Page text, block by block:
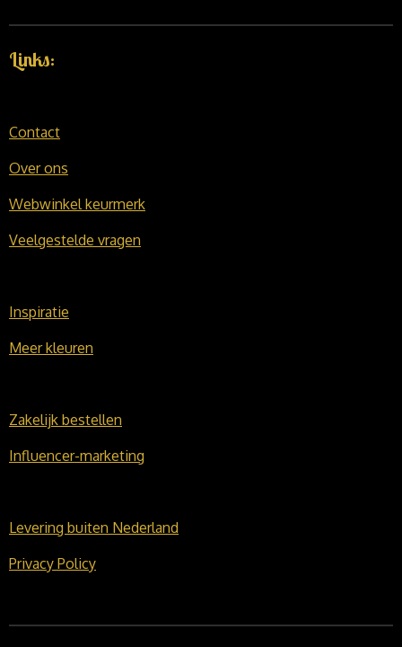
Links:
Contact
Over ons
Webwinkel keurmerk
Veelgestelde vragen
Inspiratie
Meer kleuren
Zakelijk bestellen
Influencer-marketing
Levering buiten Nederland
Privacy Policy